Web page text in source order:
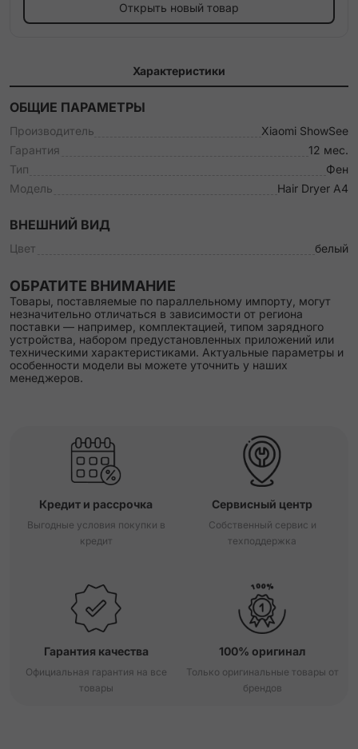
Открыть новый товар
Характеристики
ОБЩИЕ ПАРАМЕТРЫ
Производитель
Xiaomi ShowSee
Гарантия
12 мес.
Тип
Фен
Модель
Hair Dryer A4
ВНЕШНИЙ ВИД
Цвет белый
ОБРАТИТЕ ВНИМАНИЕ
Товары, поставляемые по параллельному импорту, могут
незначительно отличаться в зависимости от региона
поставки — например, комплектацией, типом зарядного
устройства, набором предустановленных приложений или
техническими характеристиками. Актуальные параметры и
особенности модели вы можете уточнить у наших
менеджеров.
Кредит и рассрочка
Выгодные условия покупки в
кредит
Сервисный центр
Собственный сервис и
техподдержка
Гарантия качества
Официальная гарантия на все
товары
100% оригинал
Только оригинальные товары от
брендов